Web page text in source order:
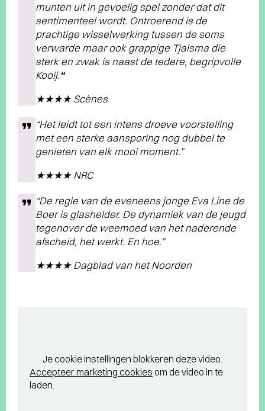
munten uit in gevoelig spel zonder dat dit
sentimenteel wordt. Ontroerend is de
prachtige wisselwerking tussen de soms
verwarde maar ook grappige Tjalsma die
sterk en zwak is naast de tedere, begripvolle
Kooij.“
★★★★ Scènes
“Het leidt tot een intens droeve voorstelling
met een sterke aansporing nog dubbel te
genieten van elk mooi moment.”
★★★★ NRC
“De regie van de eveneens jonge Eva Line de
Boer is glashelder. De dynamiek van de jeugd
tegenover de weemoed van het naderende
afscheid, het werkt. En hoe.”
★★★★ Dagblad van het Noorden
Je cookie instellingen blokkeren deze video.
Accepteer marketing cookies om de video in te
laden.